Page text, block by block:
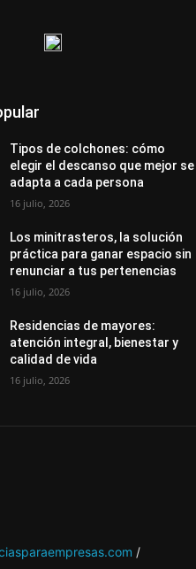
Tipos de colchones: cómo
elegir el descanso que mejor se
adapta a cada persona
16 julio, 2026
Los minitrasteros, la solución
práctica para ganar espacio sin
renunciar a tus pertenencias
16 julio, 2026
Residencias de mayores:
atención integral, bienestar y
calidad de vida
16 julio, 2026
/